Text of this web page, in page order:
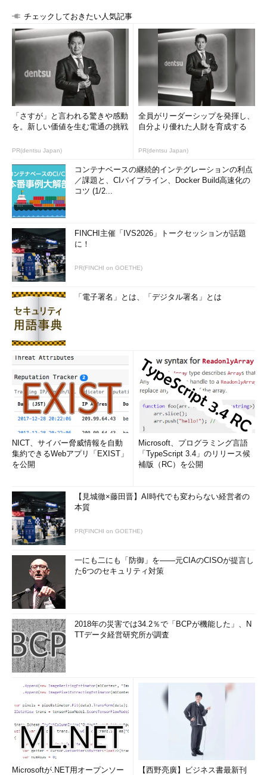
チェックしておきたい人気記事
「さすが」と言われる驚きや感動
を。新しい価値を生む電通の挑戦
PR(dentsu Japan)
全員がリーダーシップを発揮し、
自分より優れた人財を育成する
PR(dentsu Japan)
コンテナベースの継続的インテグレーションの利点
／課題と、CIパイプライン、Docker Build高速化の
コツ (1/2...
FINCHI主催「IVS2026」トークセッションが話題
に！
PR(FINCHI on GOETHE)
「電子署名」とは、「デジタル署名」とは
NICT、サイバー脅威情報を自動
集約できるWebアプリ「EXIST」
を公開
Microsoft、プログラミング言語
「TypeScript 3.4」のリリース候
補版（RC）を公開
【見城徹×藤田晋】AI時代でも変わらない経営者の
本質
PR(FINCHI on GOETHE)
一にも二にも「防御」を――元CIAのCISOが提言し
た6つのセキュリティ対策
2018年の災害では34.2％で「BCPが機能した」、N
TTデータ経営研究所が調査
Microsoftが.NET用オープンソー
【西野亮廣】ビジネス書最新刊